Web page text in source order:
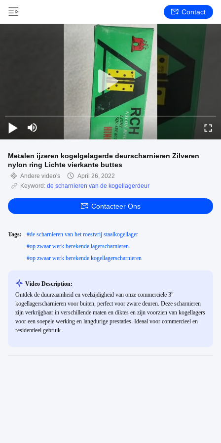
Contact
Metalen ijzeren kogelgelagerde deurscharnieren Zilveren
nylon ring Lichte vierkante buttes
Andere video's
April 26, 2022
Keyword: de scharnieren van de kogellagerdeur
Contacteer Ons
Tags: #de scharnieren van het roestvrij staalkogellager
#op zwaar werk berekende lagerscharnieren
#op zwaar werk berekende kogellagerscharnieren
Video Description:
Ontdek de duurzaamheid en veelzijdigheid van onze commerciële 3"
kogellagerscharnieren voor buiten, perfect voor zware deuren. Deze scharnieren
zijn verkrijgbaar in verschillende maten en diktes en zijn voorzien van kogellagers
voor een soepele werking en langdurige prestaties. Ideaal voor commercieel en
residentieel gebruik.